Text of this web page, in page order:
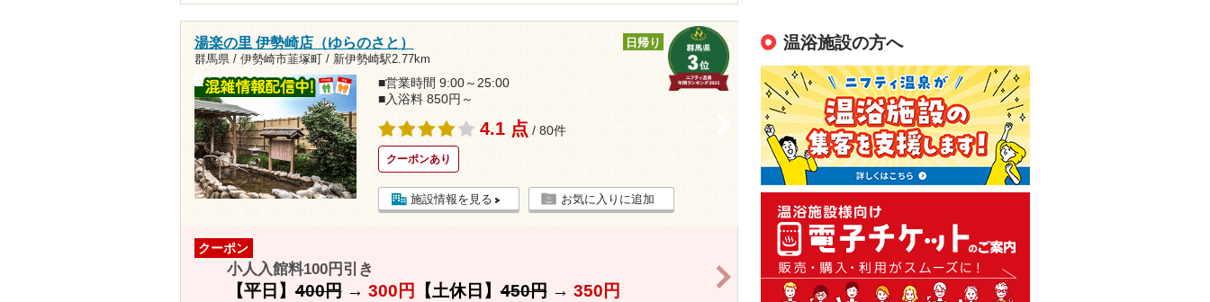
湯楽の里 伊勢崎店（ゆらのさと）
群馬県 / 伊勢崎市韮塚町 / 新伊勢崎駅2.77km
日帰り
■営業時間 9:00～25:00
■入浴料 850円～
4.1 点 / 80件
クーポンあり
施設情報を見る お気に入りに追加
クーポン
小人入館料100円引き
【平日】400円→ 300円 【土休日】450円→ 350円
温浴施設の方へ
ニフティ温泉を使って手軽に